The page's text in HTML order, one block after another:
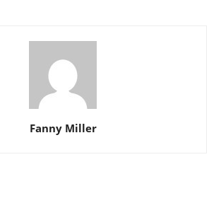
Fanny Miller